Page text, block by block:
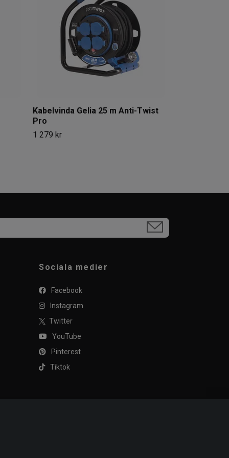
Kabelvinda Gelia 25 m Anti-Twist
Pro
1 279 kr
Sociala medier
Facebook
Instagram
Twitter
YouTube
Pinterest
Tiktok